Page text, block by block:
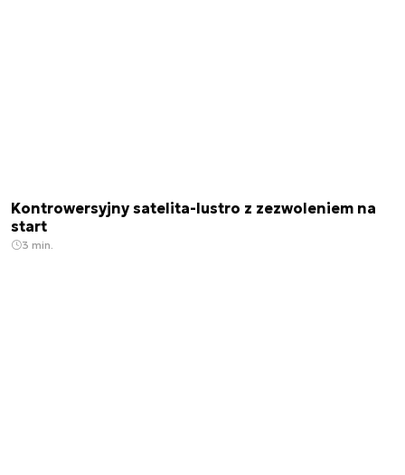
Kontrowersyjny satelita-lustro z zezwoleniem na
start
3 min.